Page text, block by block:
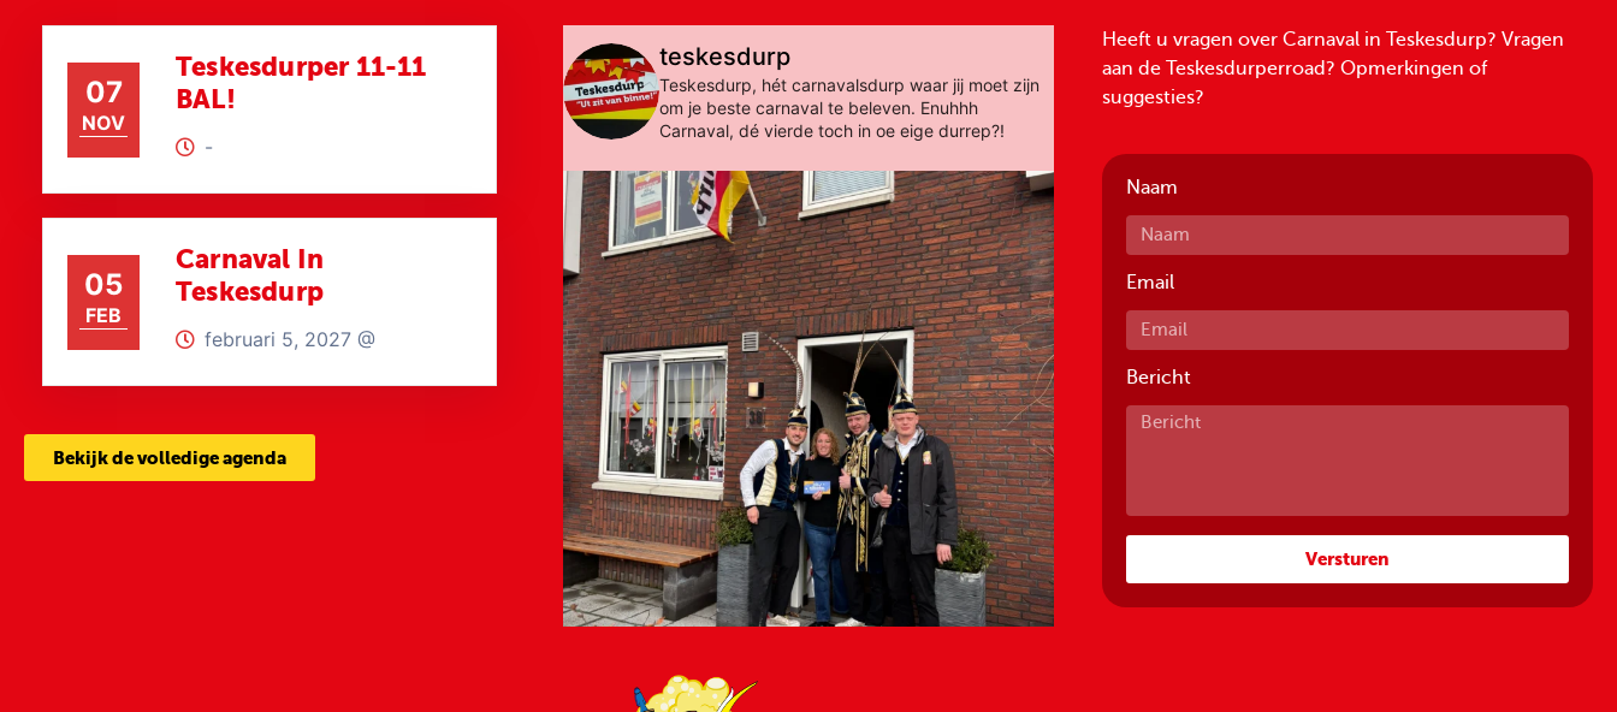
07
NOV
Teskesdurper 11-11
BAL!
-
05
FEB
Carnaval In
Teskesdurp
februari 5, 2027 @
Bekijk de volledige agenda
teskesdurp
Teskesdurp, hét carnavalsdurp waar jij moet zijn
om je beste carnaval te beleven. Enuhhh
Carnaval, dé vierde toch in oe eige durrep?!
Heeft u vragen over Carnaval in Teskesdurp? Vragen
aan de Teskesdurperroad? Opmerkingen of
suggesties?
Naam
Email
Bericht
Versturen